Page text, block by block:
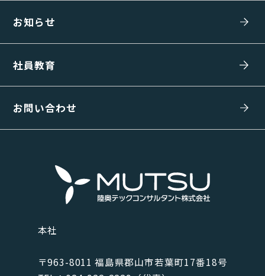
お知らせ
社員教育
お問い合わせ
本社
〒963-8011 福島県郡⼭市若葉町17番18号